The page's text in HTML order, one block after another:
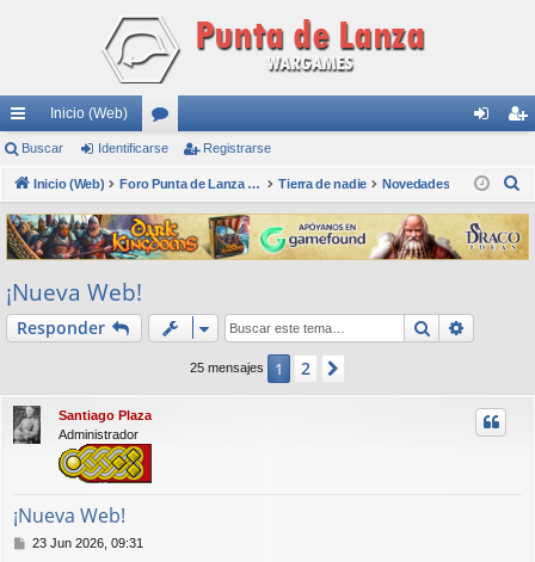
nl
ac
es
rá
pi
do
Inicio (Web)
or
os nti
fic
ar
ist
ra
rs
Buscar Identificarse Registrarse
Inicio (Web) Foro Punta de Lanza Wargames Tierra de nadie Novedades
s
c
¡Nueva Web!
Responder Buscar
25 mensajes 1 2
Santiago Plaza
Administrador
¡Nueva Web!
M
23 Jun 2026, 09:31